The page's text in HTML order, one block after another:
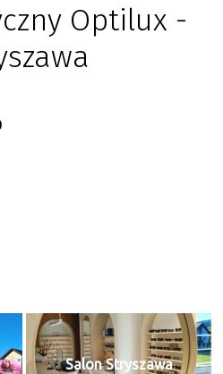
Optilux -
Salon Stryszawa